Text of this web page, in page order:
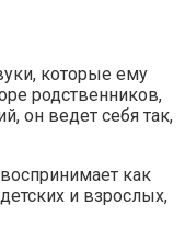
которые ему
родственников,
он ведет себя так,
как
и взрослых,